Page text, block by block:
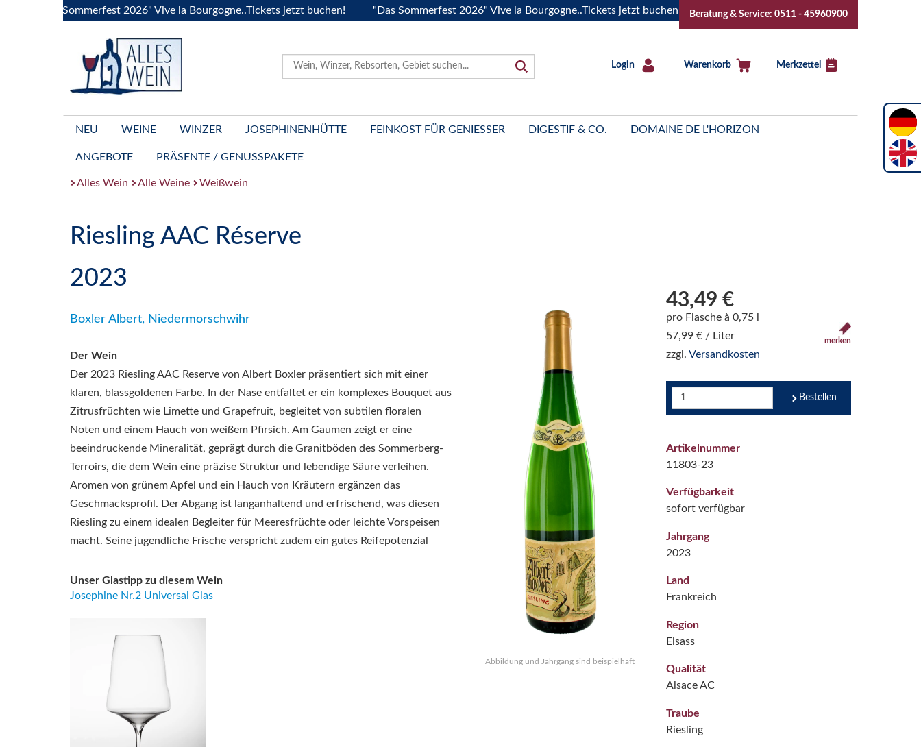
"Das Sommerfest 2026" Vive la Bourgogne..Tickets jetzt buchen! "Das Sommerfest 2026" Vive la Bourgogne..Tickets jetzt buchen! "Das Sommerfest 2026" Vive la
Beratung & Service: 0511 - 45960900
Login Warenkorb Merkzettel
NEU WEINE WINZER JOSEPHINENHÜTTE FEINKOST FÜR GENIESSER DIGESTIF & CO. DOMAINE DE L'HORIZON
ANGEBOTE PRÄSENTE / GENUSSPAKETE
Alles Wein Alle Weine Weißwein
Riesling AAC Réserve
2023
Boxler Albert, Niedermorschwihr
Der Wein
Der 2023 Riesling AAC Reserve von Albert Boxler präsentiert sich mit einer
klaren, blassgoldenen Farbe.
In der Nase entfaltet er ein komplexes Bouquet aus
Zitrusfrüchten wie Limette und Grapefruit, begleitet von subtilen floralen
Noten und einem Hauch von weißem Pfirsich. Am Gaumen zeigt er eine
beeindruckende Mineralität, geprägt durch die Granitböden des Sommerberg-
Terroirs, die dem Wein eine präzise Struktur und lebendige Säure verleihen.
Aromen von grünem Apfel und ein Hauch von Kräutern ergänzen das
Geschmacksprofil. Der Abgang ist langanhaltend und erfrischend, was diesen
Riesling zu einem idealen Begleiter für Meeresfrüchte oder leichte Vorspeisen
macht. Seine jugendliche Frische verspricht zudem ein gutes Reifepotenzial
Unser Glastipp zu diesem Wein
Josephine Nr.2 Universal Glas
Abbildung und Jahrgang sind beispielhaft
43,49 €
pro Flasche à 0,75 l
57,99 € / Liter
zzgl. Versandkosten
merken
Bestellen
Artikelnummer
11803-23
Verfügbarkeit
sofort verfügbar
Jahrgang
2023
Land
Frankreich
Region
Elsass
Qualität
Alsace AC
Traube
Riesling